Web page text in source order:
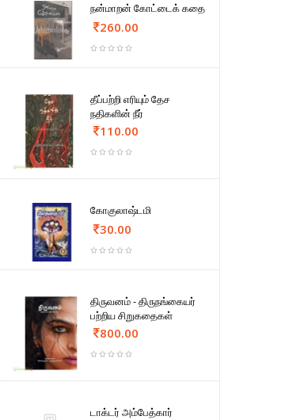
நன்மாறன் கோட்டைக் கதை
260.00
தீப்பற்றி எரியும் தேச
நதிகளின் நீர்
110.00
கோகுலாஷ்டமி
30.00
திருவனம் - திருநங்கையர்
பற்றிய சிறுகதைகள்
800.00
டாக்டர் அம்பேத்கார்